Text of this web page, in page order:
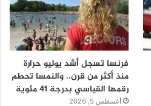
فرنسا تسجل أشد يوليو حرارة
منذ أكثر من قرن.. والنمسا تحطم
رقمها القياسي بدرجة 41 مئوية
أغسطس 5, 2026